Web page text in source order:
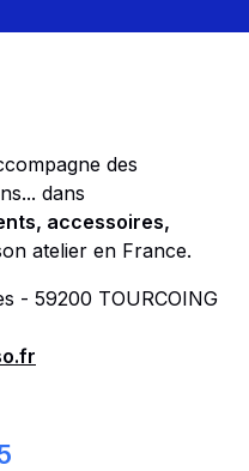
des
dans
accessoires,
atelier en France.
- 59200 TOURCOING